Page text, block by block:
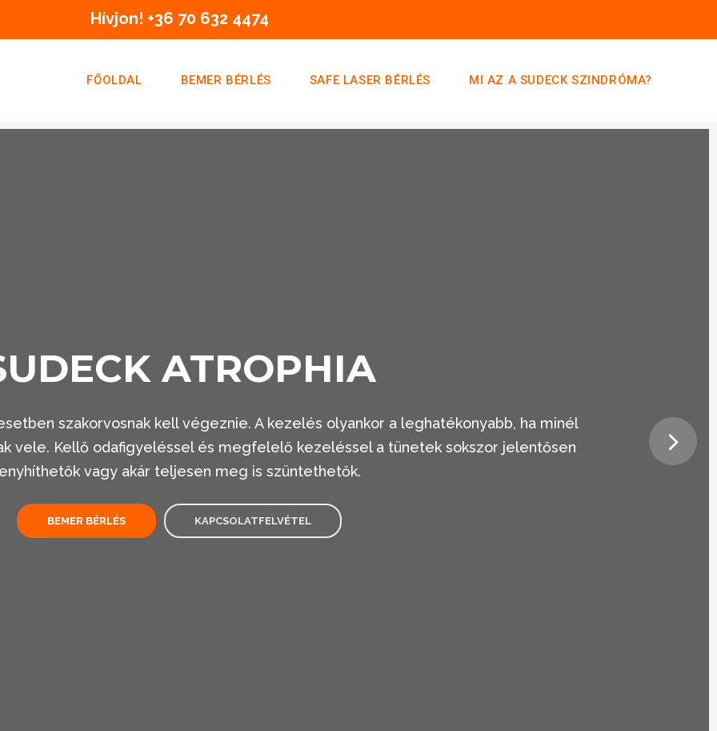
Hívjon! +36 70 632 4474
FŐOLDAL BEMER BÉRLÉS SAFE LASER BÉRLÉS MI AZ A SUDECK SZINDRÓMA?
ATROPHIA
szakorvosnak kell végeznie. A kezelés olyankor a leghatékonyabb, ha minél
vele. Kellő odafigyeléssel és megfelelő kezeléssel a tünetek sokszor jelentősen
vagy akár teljesen meg is szüntethetők.
BEMER BÉRLÉS KAPCSOLATFELVÉTEL